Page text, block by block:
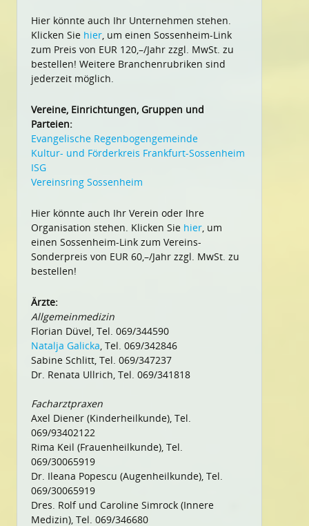
Hier könnte auch Ihr Unternehmen stehen.
Klicken Sie hier, um einen Sossenheim-Link
zum Preis von EUR 120,–/Jahr zzgl. MwSt. zu
bestellen! Weitere Branchenrubriken sind
jederzeit möglich.
Vereine, Einrichtungen, Gruppen und
Parteien:
Evangelische Regenbogengemeinde
Kultur- und Förderkreis Frankfurt-Sossenheim
ISG
Vereinsring Sossenheim
Hier könnte auch Ihr Verein oder Ihre
Organisation stehen. Klicken Sie hier, um
einen Sossenheim-Link zum Vereins-
Sonderpreis von EUR 60,–/Jahr zzgl. MwSt. zu
bestellen!
Ärzte:
Allgemeinmedizin
Florian Düvel, Tel. 069/344590
Natalja Galicka, Tel. 069/342846
Sabine Schlitt, Tel. 069/347237
Dr. Renata Ullrich, Tel. 069/341818
Facharztpraxen
Axel Diener (Kinderheilkunde), Tel.
069/93402122
Rima Keil (Frauenheilkunde), Tel.
069/30065919
Dr. Ileana Popescu (Augenheilkunde), Tel.
069/30065919
Dres. Rolf und Caroline Simrock (Innere
Medizin), Tel. 069/346680